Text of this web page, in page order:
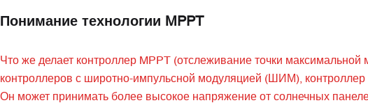
Понимание технологии MPPT
Что же делает контроллер MPPT (отслеживание точки
контроллеров с широтно-импульсной модуляцией (ШИМ),
Он может принимать более высокое напряжение от солнечных